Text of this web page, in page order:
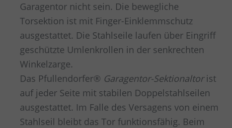
Garagentor nicht sein. Die bewegliche
Torsektion ist mit Finger-Einklemmschutz
ausgestattet. Die Stahlseile laufen über Eingriff
geschützte Umlenkrollen in der senkrechten
Winkelzarge.
Das Pfullendorfer® Garagentor-Sektionaltorist
auf jeder Seite mit stabilen Doppelstahlseilen
ausgestattet. Im Falle des Versagens von einem
Stahlseil bleibt das Tor funktionsfähig. Beim